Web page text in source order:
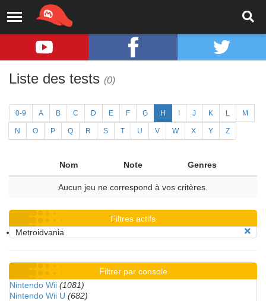
Liste des tests (0)
0-9 A B C D E F G H J K L M
N O P Q R S T U V W X Y Z
Nom Note Genres
Aucun jeu ne correspond à vos critères.
Filtres actifs
Metroidvania
Filtrer par console
Nintendo Wii (1081)
Nintendo Wii U (682)